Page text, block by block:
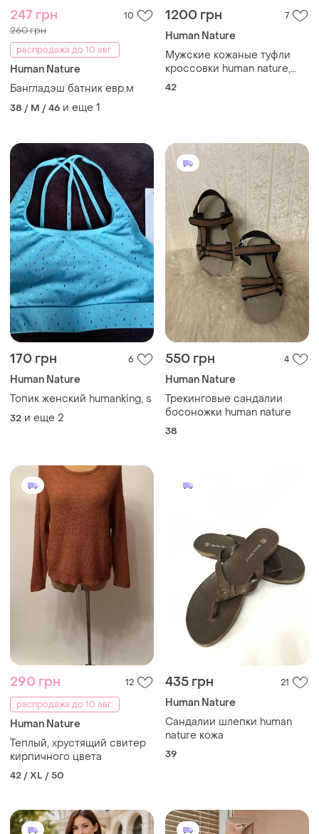
247 грн 10
260 грн
распродажа до 10 авг.
Human Nature
Бангладэш батник евр.м
38 / M / 46 и еще 1
1200 грн 7
Human Nature
Мужские кожаные туфли
кроссовки human nature,
германия , р.42.
42
170 грн 6
Human Nature
Топик женский humanking, s
32 и еще 2
550 грн 4
Human Nature
Трекинговые сандалии
босоножки human nature
38
290 грн
12
распродажа до 10 авг.
Human Nature
Теплый, хрустящий свитер
кирпичного цвета
42 / XL / 50
435 грн 21
Human Nature
Сандалии шлепки human
nature кожа
39